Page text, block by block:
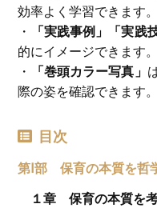
効率よく学習できます。
・
「実践事例」「実践
的にイメージできます。
・
「巻頭カラー写真」
際の姿を確認できます。
目次
第Ⅰ部 保育の本質を哲
１章 保育の本質を